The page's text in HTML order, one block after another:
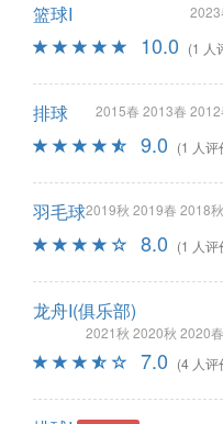
篮球I
10.0 (1 人
排球 2015春 2013春
9.0 (1 人评
羽毛球2019秋 2019春 2018
8.0 (1 人评
龙舟I(俱乐部)
2021秋 2020秋 2020
7.0 (4 人评